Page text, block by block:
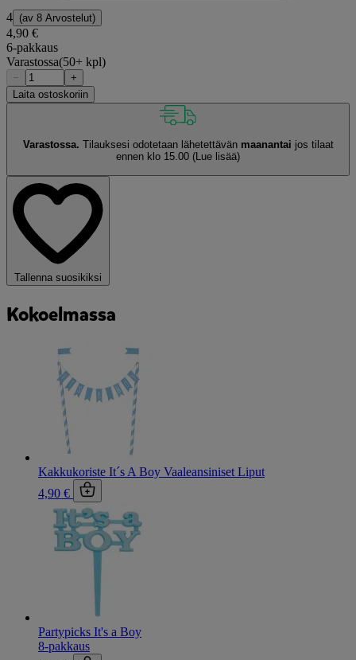
4 (av 8 Arvostelut)
4,90 €
6-pakkaus
Varastossa(50+ kpl)
−
+
Laita ostoskoriin
Varastossa. Tilauksesi odotetaan lähetettävän maanantai jos tilaat
ennen klo 15.00 (Lue lisää)
Tallenna suosikiksi
Kokoelmassa
Kakkukoriste It´s A Boy Vaaleansiniset Liput
4,90 €
Partypicks It's a Boy
8-pakkaus